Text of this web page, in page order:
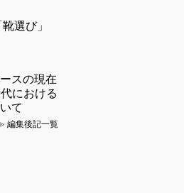
選び」
スの現在
における
て
編集後記一覧